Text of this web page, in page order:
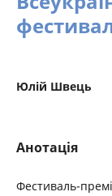
Юлій Швець
Анотація
Фестиваль-